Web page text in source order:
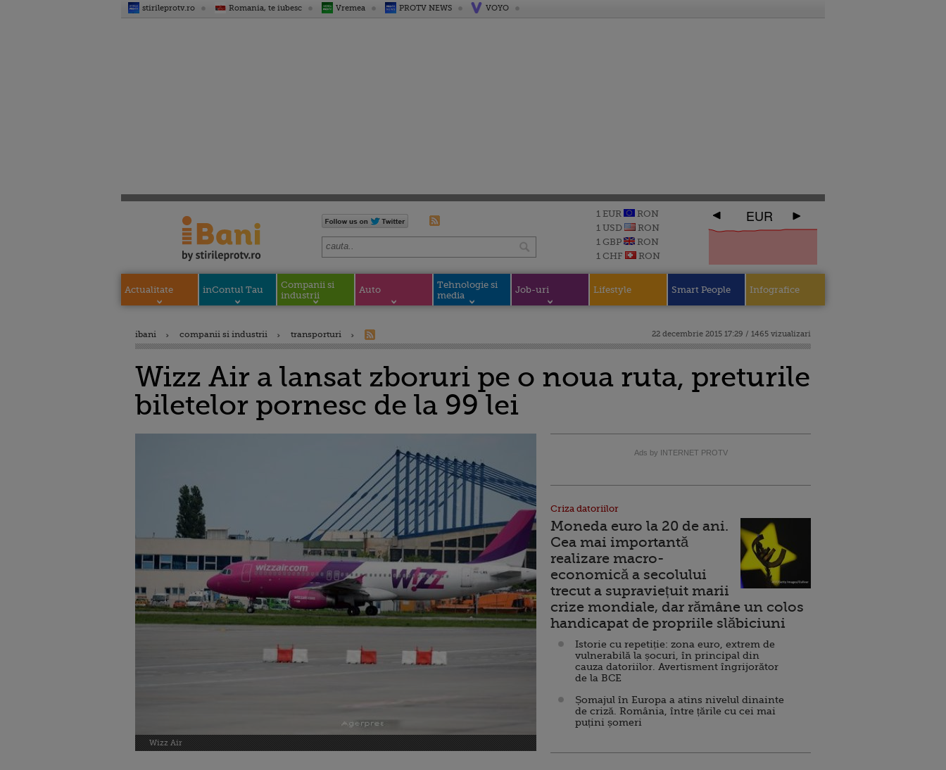
stirileprotv.ro Romania, te iubesc Vremea PROTV NEWS VOYO
1 EUR
RON
1 USD
RON
1 GBP
RON
1 CHF
RON
EUR
Actualitate inContul Tau
Companii si
industrii
Auto
Tehnologie si
media
Job-uri Lifestyle Smart People Infografice
ibani companii si industrii transporturi 22 decembrie 2015 17:29 / 1465 vizualizari
Wizz Air a lansat zboruri pe o noua ruta, preturile
biletelor pornesc de la 99 lei
Wizz Air
Ads by INTERNET PROTV
Criza datoriilor
Moneda euro la 20 de ani.
Cea mai importantă
realizare macro-
economică a secolului
trecut a supraviețuit marii
crize mondiale, dar rămâne un colos
handicapat de propriile slăbiciuni
Istorie cu repetiție: zona euro, extrem de
vulnerabilă la șocuri, în principal din
cauza datoriilor. Avertisment îngrijorător
de la BCE
Șomajul în Europa a atins nivelul dinainte
de criză. România, între țările cu cei mai
puțini șomeri